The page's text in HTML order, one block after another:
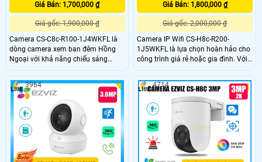
Giá Bán: 1,700,000 ₫
Giá gốc: 1,900,000 ₫
Camera CS-C8c-R100-1J4WKFL là
dòng camera xem ban đêm Hồng
Ngoại với khả năng chiếu sáng
30m, mang đến hình ảnh sắc nét ở
mọi góc nhìn. Với công nghệ hình
ảnh Ultra 2k, hình ảnh trở nên rõ nét
và chất lượng cao. Thiết bị còn tích
hợp công nghệ IP Wifi, giúp dễ dàng
kết nối và sử dụng trong nhà
Giá Bán: 1,800,000 ₫
Giá gốc: 2,000,000 ₫
Camera IP Wifi CS-H8c-R200-
1J5WKFL là lựa chọn hoàn hảo cho
công trình giá rẻ hoặc gia đình. Với
độ phân giải sắc nét lên đến 5.0
megapixel, bạn sẽ có cơ hội quan
sát mọi chi tiết một cách rõ ràng.
Đặc biệt, tính năng Full Color cho
phép xem ban đêm như ban ngày
trong khoảng cách 20m, tiết kiệm và
thuận tiện hơn
3964 4714